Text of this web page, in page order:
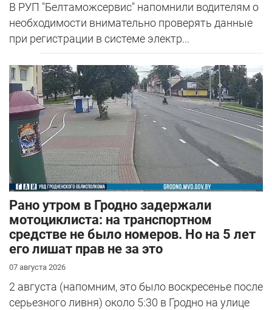
В РУП "Белтаможсервис" напомнили водителям о
необходимости внимательно проверять данные
при регистрации в системе электр...
Рано утром в Гродно задержали
мотоциклиста: на транспортном
средстве не было номеров. Но на 5 лет
его лишат прав не за это
07 августа 2026
2 августа (напомним, это было воскресенье после
серьезного ливня) около 5:30 в Гродно на улице